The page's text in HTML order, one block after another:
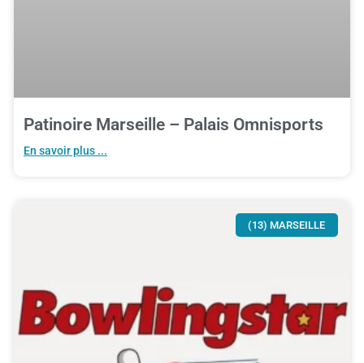
Patinoire Marseille – Palais Omnisports
En savoir plus ...
(13) MARSEILLE